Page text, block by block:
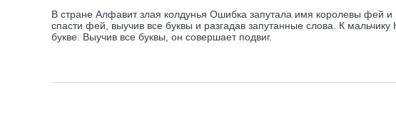
В стране Алфавит злая колдунья Ошибка запутала имя королевы фей и
спасти фей, выучив все буквы и разгадав запутанные слова. К
букве. Выучив все буквы, он совершает подвиг.